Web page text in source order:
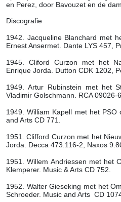
en Perez, door Bavouzet en de
Discografie
1942. Jacqueline Blanchard met
Ernest Ansermet. Dante LYS 457,
1945. Cliford Curzon met het
Enrique Jorda. Dutton CDK 1202,
1949. Artur Rubinstein met het
Vladimir Golschmann. RCA 09026-
1949. William Kapell met het PSO
and Arts CD 771.
1951. Clifford Curzon met het
Jorda. Decca 473.116-2, Naxos
1951. Willem Andriessen met het
Klemperer. Music & Arts CD 752.
1952. Walter Gieseking met het
Schroeder. Music and Arts CD